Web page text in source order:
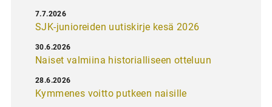
SJK-junioreiden uutiskirje kesä 2026
7.7.2026
Naiset valmiina historialliseen otteluun
30.6.2026
Kymmenes voitto putkeen naisille
28.6.2026